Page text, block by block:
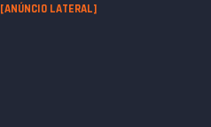
[ANÚNCIO LATERAL]